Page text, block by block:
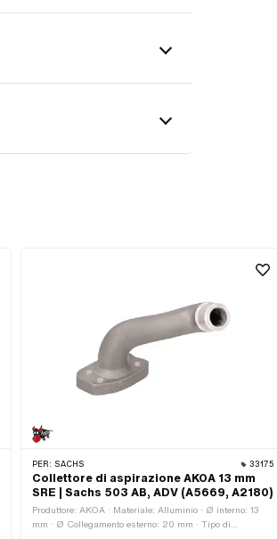
PER: SACHS 33175
Collettore di aspirazione AKOA 13 mm
SRE | Sachs 503 AB, ADV (A5669, A2180)
Produttore: AKOA · Materiale: Alluminio · Ø interno: 13
mm · Ø Collegamento esterno: 20 mm · Tipo di